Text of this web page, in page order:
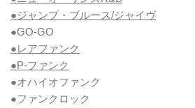
●ジャンプ・ブルース/ジャイヴ
●GO-GO
●レアファンク
●P-ファンク
●オハイオファンク
●ファンクロック